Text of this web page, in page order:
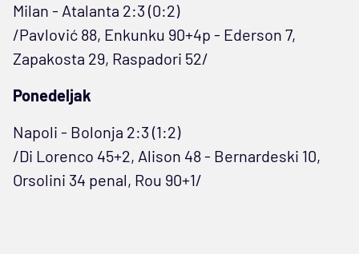
Milan - Atalanta 2:3 (0:2)
/Pavlović 88, Enkunku 90+4p - Ederson 7,
Zapakosta 29, Raspadori 52/
Ponedeljak
Napoli - Bolonja 2:3 (1:2)
/Di Lorenco 45+2, Alison 48 - Bernardeski 10,
Orsolini 34 penal, Rou 90+1/